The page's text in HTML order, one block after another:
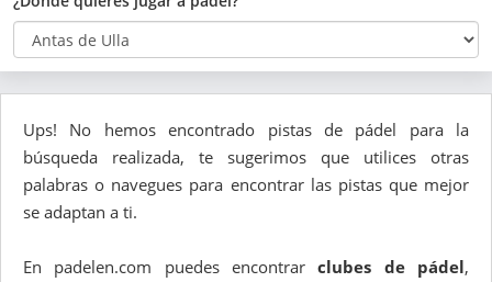
Ups! No hemos encontrado pistas de pádel para la
búsqueda realizada, te sugerimos que utilices otras
palabras o navegues para encontrar las pistas que mejor
se adaptan a ti.
En padelen.com puedes encontrarclubes de pádel,